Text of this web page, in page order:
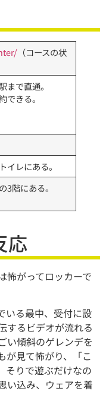
（コースの状
まで直通。
できる。
イレにある。
3階にある。
応
怖がってロッカーで
いる最中、受付に設
するビデオが流れる
い傾斜のゲレンデを
が見て怖がり、「こ
そりで遊ぶだけなの
い込み、ウェアを着